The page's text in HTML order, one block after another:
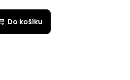
Do košíku